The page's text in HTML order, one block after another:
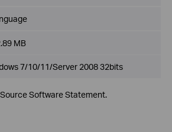
MB
7/10/11/Server 2008 32bits
Software Statement.